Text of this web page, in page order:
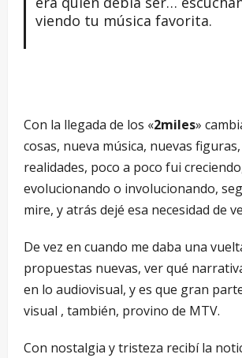
viendo tu música favorita.
Con la llegada de los «2miles»
cosas, nueva música, nuevas
realidades, poco a poco fui
evolucionando o involucionando,
mire, y atrás dejé esa necesidad de
De vez en cuando me daba una
propuestas nuevas, ver qué
en lo audiovisual, y es que gran
visual , también, provino de MTV.
Con nostalgia y tristeza recibí la